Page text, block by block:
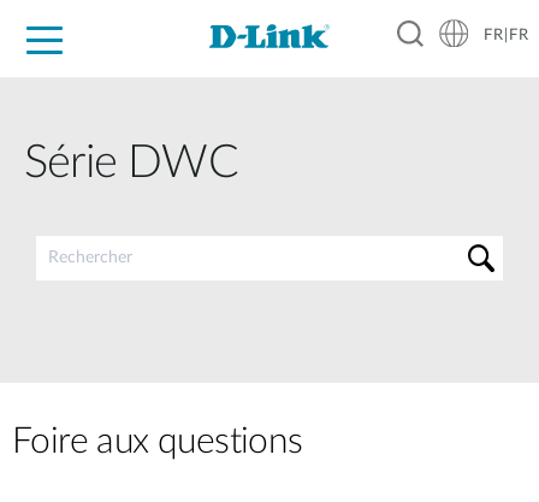
FR|FR
Série DWC
Foire aux questions